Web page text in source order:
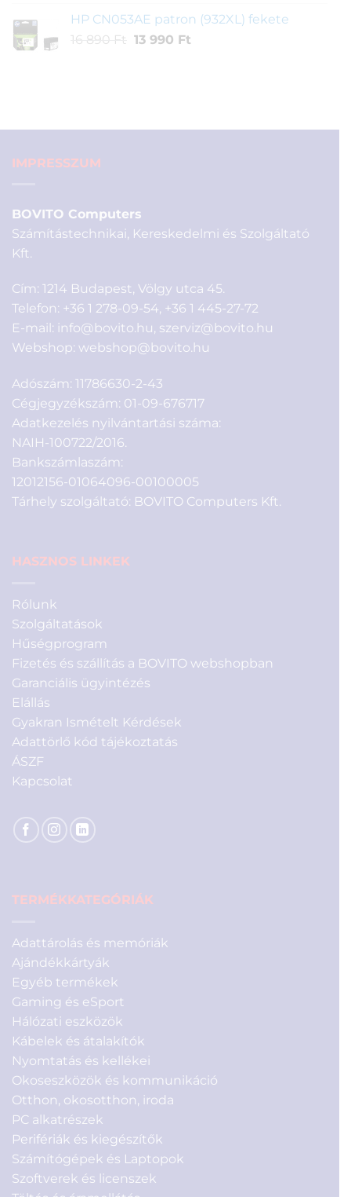
was:
19
is:
HP CN053AE patron (932XL) fekete
16 890 Ft
Original
13 990 FtCurrent
IMPRESSZUM
BOVITO Computers
Számítástechnikai, Kereskedelmi és Szolgáltató
Kft.
Cím: 1214 Budapest, Völgy utca 45.
Telefon: +36 1 278-09-54, +36 1 445-27-72
E-mail: info@bovito.hu, szerviz@bovito.hu
Webshop: webshop@bovito.hu
Adószám: 11786630-2-43
Cégjegyzékszám: 01-09-676717
Adatkezelés nyilvántartási száma:
NAIH-100722/2016.
Bankszámlaszám:
12012156-01064096-00100005
Tárhely szolgáltató: BOVITO Computers Kft.
HASZNOS LINKEK
Rólunk
Szolgáltatások
Hűségprogram
Fizetés és szállítás a BOVITO webshopban
Garanciális ügyintézés
Elállás
Gyakran Ismételt Kérdések
Adattörlő kód tájékoztatás
ÁSZF
Kapcsolat
TERMÉKKATEGÓRIÁK
Adattárolás és memóriák
Ajándékkártyák
Egyéb termékek
Gaming és eSport
Hálózati eszközök
Kábelek és átalakítók
Nyomtatás és kellékei
Okoseszközök és kommunikáció
Otthon, okosotthon, iroda
PC alkatrészek
Perifériák és kiegészítők
Számítógépek és Laptopok
Szoftverek és licenszek